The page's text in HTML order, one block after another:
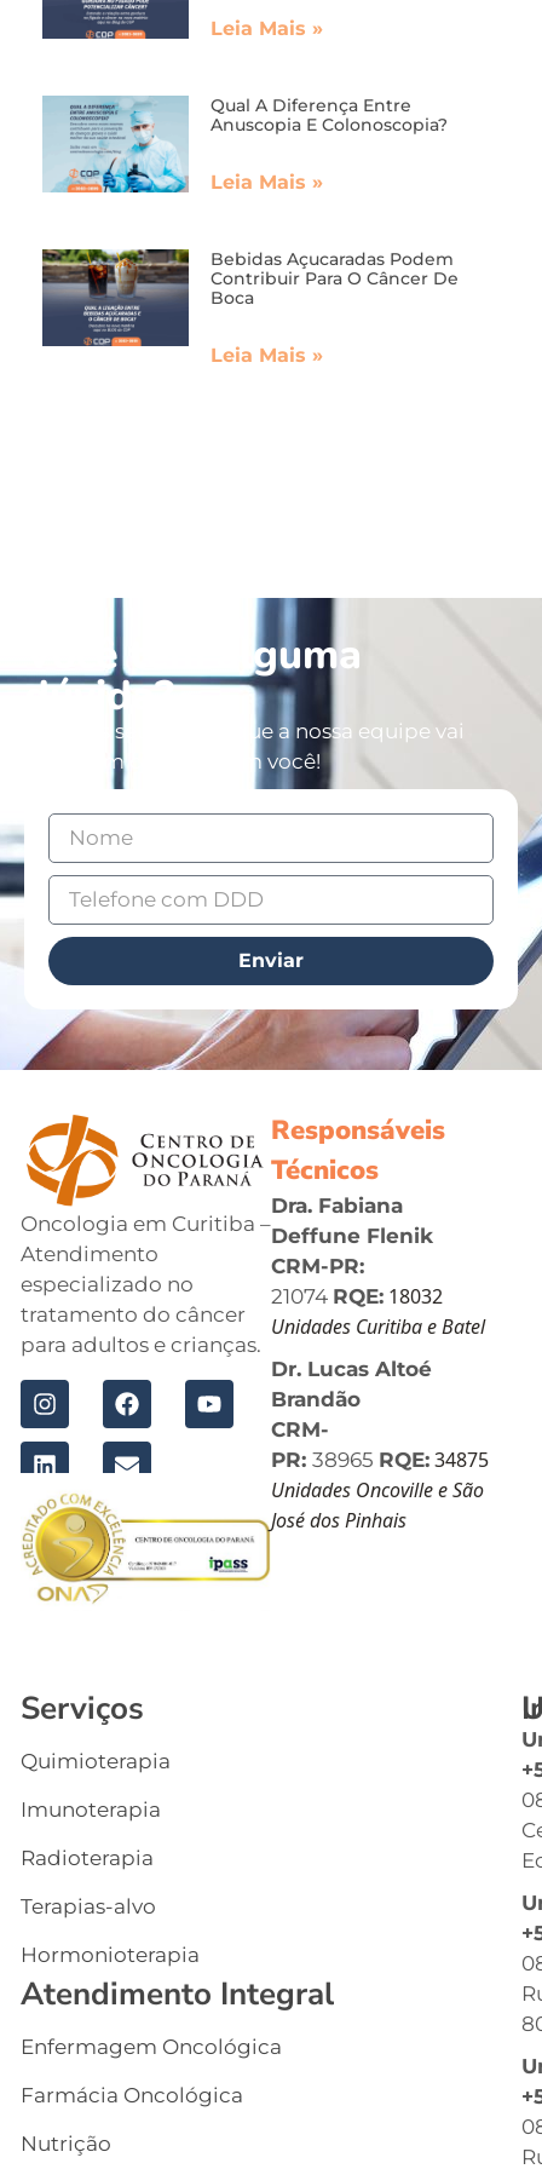
Leia Mais »
Qual A Diferença Entre
Anuscopia E Colonoscopia?
Leia Mais »
Bebidas Açucaradas Podem
Contribuir Para O Câncer De
Boca
Leia Mais »
Você tem alguma
dúvida?
Deixe os seus dados que a nossa equipe vai
entrar em contato com você!
Enviar
Oncologia em Curitiba –
Atendimento
especializado no
tratamento do câncer
para adultos e crianças.
Responsáveis
Técnicos
Dra. Fabiana
Deffune Flenik
CRM-PR:
21074 RQE: 18032
Unidades Curitiba e Batel
Dr. Lucas Altoé
Brandão
CRM-
PR: 38965 RQE: 34875
Unidades Oncoville e São
José dos Pinhais
Serviços
Quimioterapia
Imunoterapia
Radioterapia
Terapias-alvo
Hormonioterapia
Atendimento Integral
Enfermagem Oncológica
Farmácia Oncológica
Nutrição